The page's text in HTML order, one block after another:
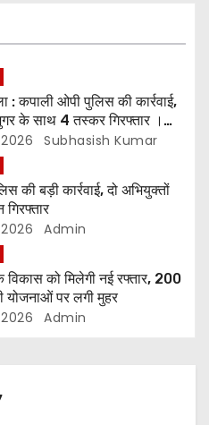
: कपाली ओपी पुलिस की कार्रवाई,
के साथ 4 तस्कर गिरफ्तार ।
भेजा गया न्यायिक हिरासत में
Subhasish Kumar
की बड़ी कार्रवाई, दो अभियुक्तों
Admin
विकास को मिलेगी नई रफ्तार, 200
योजनाओं पर लगी मुहर
Admin